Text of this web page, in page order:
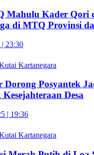
Mahulu Kader Qori
di MTQ Provinsi
| 23:30
Kartanegara
Posyantek
Desa
| 19:36
Kartanegara